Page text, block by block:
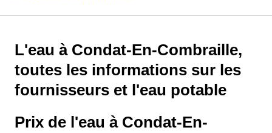
L'eau à Condat-En-Combraille,
toutes les informations sur les
fournisseurs et l'eau potable
Prix de l'eau à Condat-En-